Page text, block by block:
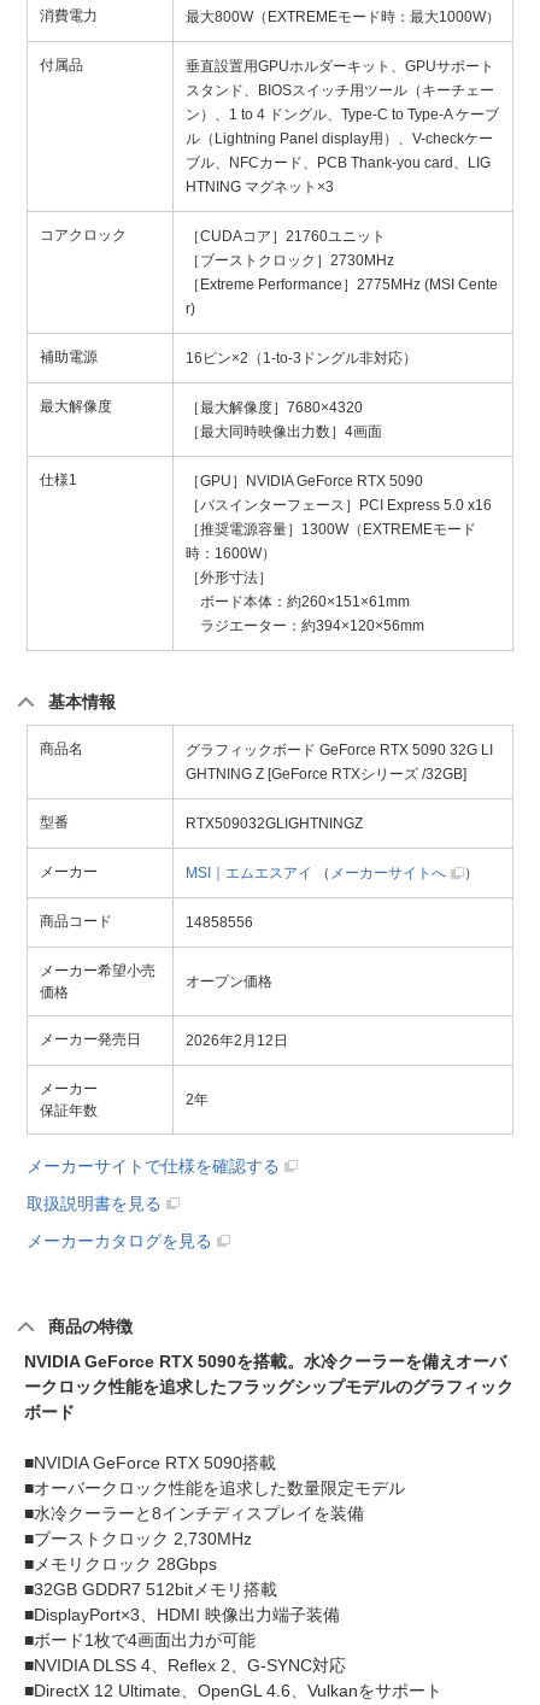
消費電力 最大800W（EXTREMEモード時：最大1000W）
付属品
垂直設置用GPUホルダーキット、GPUサポート
スタンド、BIOSスイッチ用ツール（キーチェー
ン）、1 to 4 ドングル、Type-C to Type-A ケーブ
ル（Lightning Panel display用）、V-checkケー
ブル、NFCカード、PCB Thank-you card、LIG
HTNING マグネット×3
コアクロック
［CUDAコア］21760ユニット
［ブーストクロック］2730MHz
［Extreme Performance］2775MHz (MSI Cente
r)
補助電源 16ピン×2（1-to-3ドングル非対応）
最大解像度
［最大解像度］7680×4320
［最大同時映像出力数］4画面
仕様1
［GPU］NVIDIA GeForce RTX 5090
［バスインターフェース］PCI Express 5.0 x16
［推奨電源容量］1300W（EXTREMEモード
時：1600W）
［外形寸法］
ボード本体：約260×151×61mm
ラジエーター：約394×120×56mm
基本情報
商品名
グラフィックボード GeForce RTX 5090 32G LI
GHTNING Z [GeForce RTXシリーズ /32GB]
型番 RTX509032GLIGHTNINGZ
メーカー MSI｜エムエスアイ （ メーカーサイトへ ）
商品コード 14858556
メーカー希望小売
価格
オープン価格
メーカー発売日 2026年2月12日
メーカー
保証年数
2年
メーカーサイトで仕様を確認する
取扱説明書を見る
メーカーカタログを見る
商品の特徴
NVIDIA GeForce RTX 5090を搭載。水冷クーラーを備えオーバ
ークロック性能を追求したフラッグシップモデルのグラフィック
ボード
■NVIDIA GeForce RTX 5090搭載
■オーバークロック性能を追求した数量限定モデル
■水冷クーラーと8インチディスプレイを装備
■ブーストクロック 2,730MHz
■メモリクロック 28Gbps
■32GB GDDR7 512bitメモリ搭載
■DisplayPort×3、HDMI 映像出力端子装備
■ボード1枚で4画面出力が可能
■NVIDIA DLSS 4、Reflex 2、G-SYNC対応
■DirectX 12 Ultimate、OpenGL 4.6、Vulkanをサポート